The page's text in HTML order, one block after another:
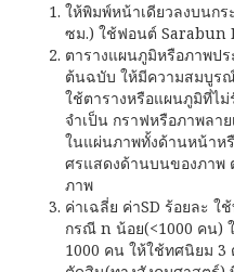
ให้พิมพ์หน้าเดียวลงบนก
ซม.) ใช้ฟอนต์ Sarabun
ตารางแผนภูมิหรือภาพป
ต้นฉบับ ให้มีความสมบูรณ์
ใช้ตารางหรือแผนภูมิที่ไ
จำเป็น กราฟหรือภาพลา
ในแผ่นภาพทั้งด้านหน้าห
ศรแสดงด้านบนของภาพ
ภาพ
ค่าเฉลี่ย ค่าSD ร้อยละ
กรณี n น้อย(<1000 คน)
1000 คน ให้ใช้ทศนิยม